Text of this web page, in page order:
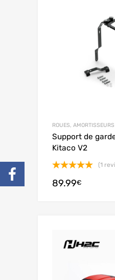
ROUES,
Support de
Kitaco V2
sur 5
(1
89.99€